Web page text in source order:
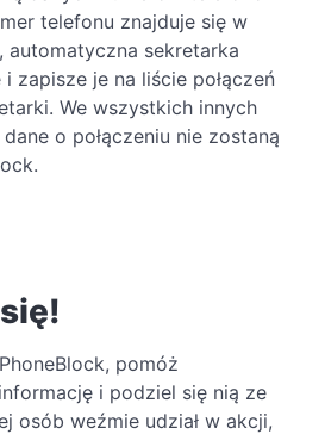
telefonu znajduje się w
automatyczna sekretarka
zapisze je na liście połączeń
We wszystkich innych
o połączeniu nie zostaną
pomóż
i podziel się nią ze
osób weźmie udział w akcji,